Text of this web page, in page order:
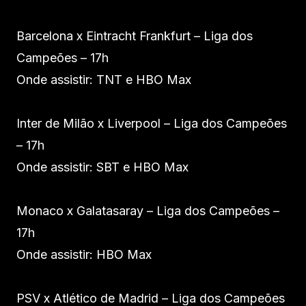
Barcelona x Eintracht Frankfurt – Liga dos
Campeões – 17h
Onde assistir: TNT e HBO Max
Inter de Milão x Liverpool – Liga dos Campeões
– 17h
Onde assistir: SBT e HBO Max
Monaco x Galatasaray – Liga dos Campeões –
17h
Onde assistir: HBO Max
PSV x Atlético de Madrid – Liga dos Campeões